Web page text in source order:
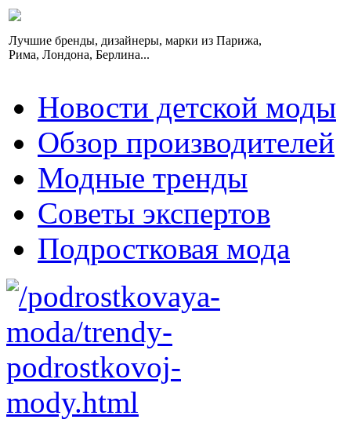
Лучшие бренды, дизайнеры, марки из Парижа,
Рима, Лондона, Берлина...
Новости детской моды
Обзор производителей
Модные тренды
Советы экспертов
Подростковая мода